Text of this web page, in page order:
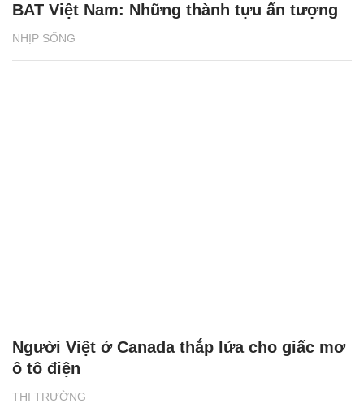
NHỊP SỐNG
BAT Việt Nam: Những thành tựu ấn tượng
THỊ TRƯỜNG
Người Việt ở Canada thắp lửa cho giấc mơ
ô tô điện